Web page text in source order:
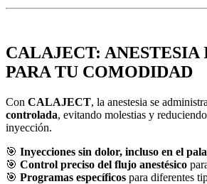
CALAJECT: ANESTESIA
PARA TU COMODIDAD
Con CALAJECT, la anestesia se
controlada, evitando molestias y
inyección.
🎯 Inyecciones sin dolor, incluso en el
🎯 Control preciso del flujo anestésico
🎯 Programas específicos para diferentes